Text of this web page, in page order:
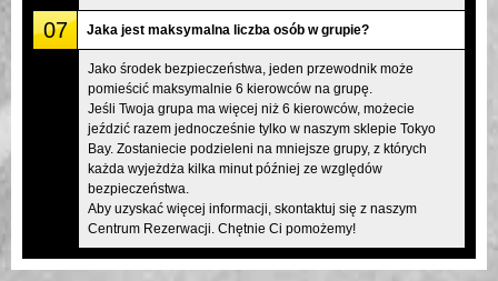
07 Jaka jest maksymalna liczba osób w grupie?
Jako środek bezpieczeństwa, jeden przewodnik może
pomieścić maksymalnie 6 kierowców na grupę.
Jeśli Twoja grupa ma więcej niż 6 kierowców, możecie
jeździć razem jednocześnie tylko w naszym sklepie Tokyo
Bay. Zostaniecie podzieleni na mniejsze grupy, z których
każda wyjeżdża kilka minut później ze względów
bezpieczeństwa.
Aby uzyskać więcej informacji, skontaktuj się z naszym
Centrum Rezerwacji. Chętnie Ci pomożemy!